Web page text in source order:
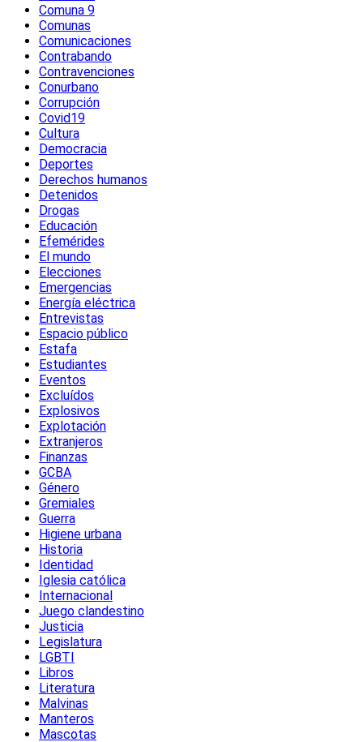
Comuna 9
Comunas
Comunicaciones
Contrabando
Contravenciones
Conurbano
Corrupción
Covid19
Cultura
Democracia
Deportes
Derechos humanos
Detenidos
Drogas
Educación
Efemérides
El mundo
Elecciones
Emergencias
Energía eléctrica
Entrevistas
Espacio público
Estafa
Estudiantes
Eventos
Excluídos
Explosivos
Explotación
Extranjeros
Finanzas
GCBA
Género
Gremiales
Guerra
Higiene urbana
Historia
Identidad
Iglesia católica
Internacional
Juego clandestino
Justicia
Legislatura
LGBTI
Libros
Literatura
Malvinas
Manteros
Mascotas